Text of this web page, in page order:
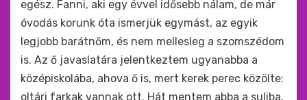
egész. Fanni, aki egy évvel idősebb nálam, de már
óvodás korunk óta ismerjük egymást, az egyik
legjobb barátnőm, és nem mellesleg a szomszédom
is. Az ő javaslatára jelentkeztem ugyanabba a
középiskolába, ahova ő is, mert kerek perec közölte:
oltári farkak vannak ott. Hát mentem abba a suliba,